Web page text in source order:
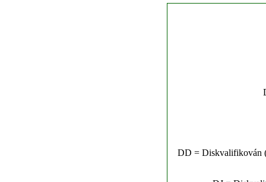
DD = Diskvalifikován